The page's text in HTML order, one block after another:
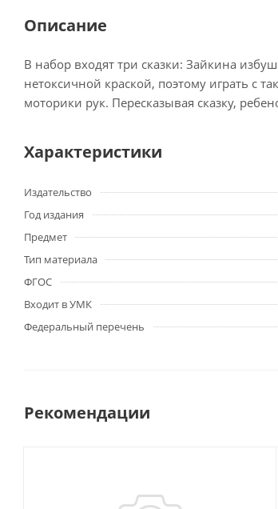
Описание
В набор входят три сказки: Зайкина
нетоксичной краской, поэтому играть с
моторики рук. Пересказывая сказку,
Характеристики
Издательство
Год издания
Предмет
Тип материала
ФГОС
Входит в УМК
Федеральный перечень
Рекомендации